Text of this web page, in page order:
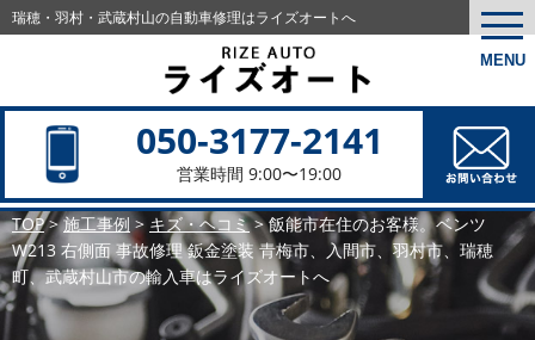
MENU
瑞穂・羽村・武蔵村山の自動車修理はライズオートへ
050-3177-2141
営業時間 9:00〜19:00
TOP>施工事例 > キズ・ヘコミ>飯能市在住のお客様。ベンツ
W213 右側面 事故修理 鈑金塗装 青梅市、入間市、羽村市、瑞穂
町、武蔵村山市の輸入車はライズオートへ